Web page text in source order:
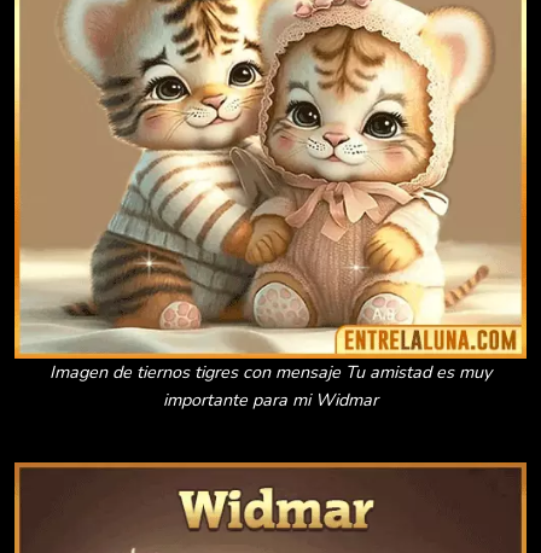
Imagen de tiernos tigres con mensaje Tu amistad es muy
importante para mi Widmar